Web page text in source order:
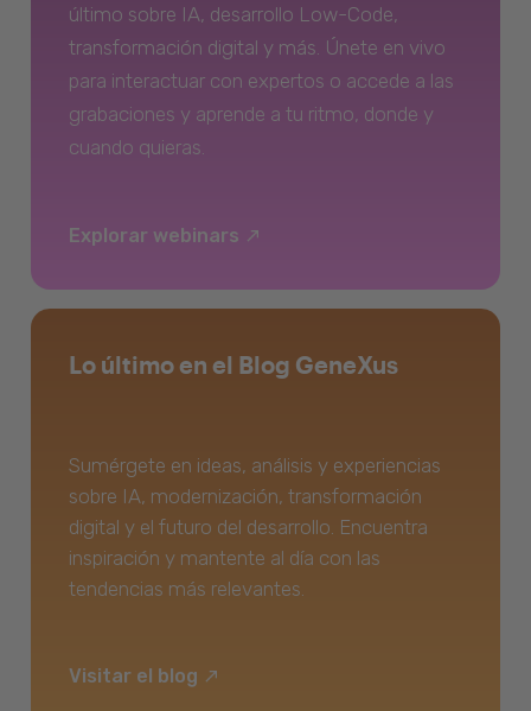
último sobre IA, desarrollo Low-Code,
transformación digital y más. Únete en vivo
para interactuar con expertos o accede a las
grabaciones y aprende a tu ritmo, donde y
cuando quieras.
Explorar webinars
Lo último en el Blog GeneXus
Sumérgete en ideas, análisis y experiencias
sobre IA, modernización, transformación
digital y el futuro del desarrollo. Encuentra
inspiración y mantente al día con las
tendencias más relevantes.
Visitar el blog